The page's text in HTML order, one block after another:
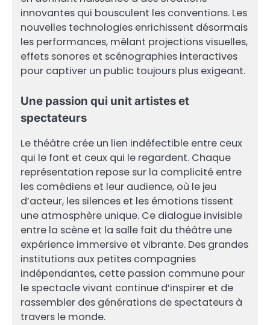
innovantes qui bousculent les conventions. Les
nouvelles technologies enrichissent désormais
les performances, mêlant projections visuelles,
effets sonores et scénographies interactives
pour captiver un public toujours plus exigeant.
Une passion qui unit artistes et
spectateurs
Le théâtre crée un lien indéfectible entre ceux
qui le font et ceux qui le regardent. Chaque
représentation repose sur la complicité entre
les comédiens et leur audience, où le jeu
d’acteur, les silences et les émotions tissent
une atmosphère unique. Ce dialogue invisible
entre la scène et la salle fait du théâtre une
expérience immersive et vibrante. Des grandes
institutions aux petites compagnies
indépendantes, cette passion commune pour
le spectacle vivant continue d’inspirer et de
rassembler des générations de spectateurs à
travers le monde.